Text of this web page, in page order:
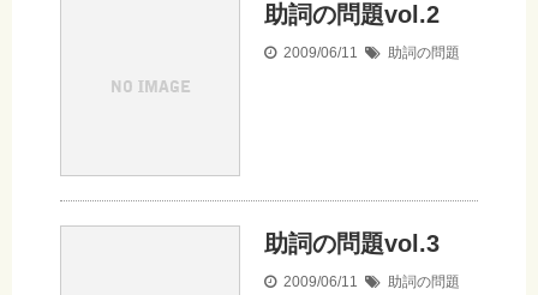
助詞の問題vol.2
2009/06/11 助詞の問題
助詞の問題vol.3
2009/06/11 助詞の問題